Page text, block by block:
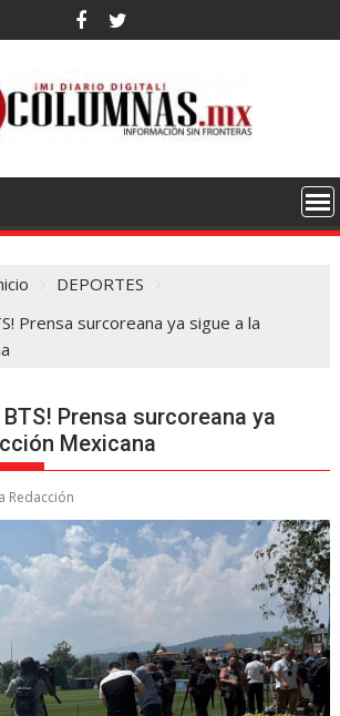
DEPORTES
Prensa surcoreana ya sigue a la
BTS! Prensa surcoreana ya
Mexicana
Redacción